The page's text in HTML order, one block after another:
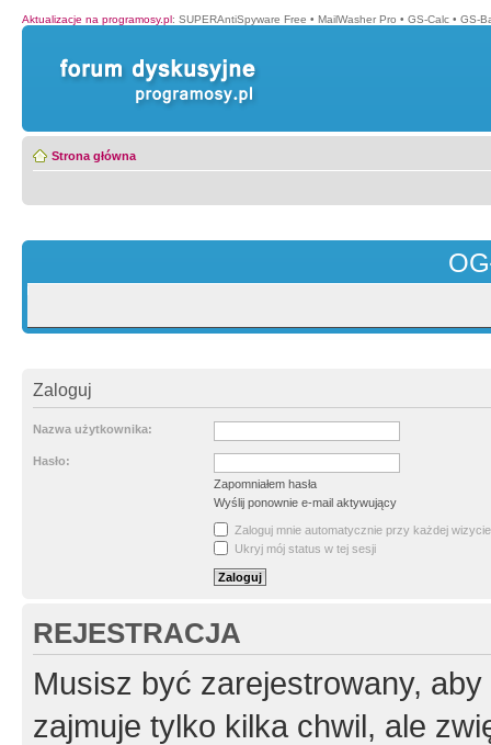
Aktualizacje na programosy.pl: SUPERAntiSpyware Free • MailWasher Pro • GS-Calc • GS-
Strona główna
Zaloguj
Nazwa użytkownika:
Hasło:
Zapomniałem hasła
Wyślij ponownie e-mail aktywujący
Zaloguj mnie automatycznie przy każdej wizycie
Ukryj mój status w tej sesji
REJESTRACJA
Musisz być zarejestrowany,
zajmuje tylko kilka chwil, ale